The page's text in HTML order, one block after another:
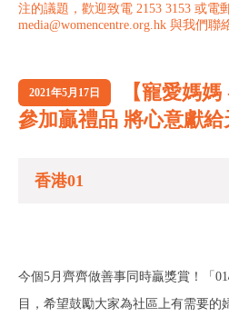
注的議題，歡迎致電 2153 3153 或電
media@womencentre.org.hk 與我們聯
2021年5月17日
【寵愛媽
參加贏禮品 將心意獻
香港01
今個5月齊齊做善事同時贏獎賞！「
目，希望鼓勵大家為社區上有需要